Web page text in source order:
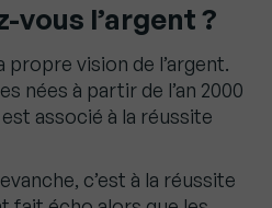
vous l’argent ?
propre vision de l’argent.
nées à partir de l’an 2000
associé à la réussite
c’est à la réussite